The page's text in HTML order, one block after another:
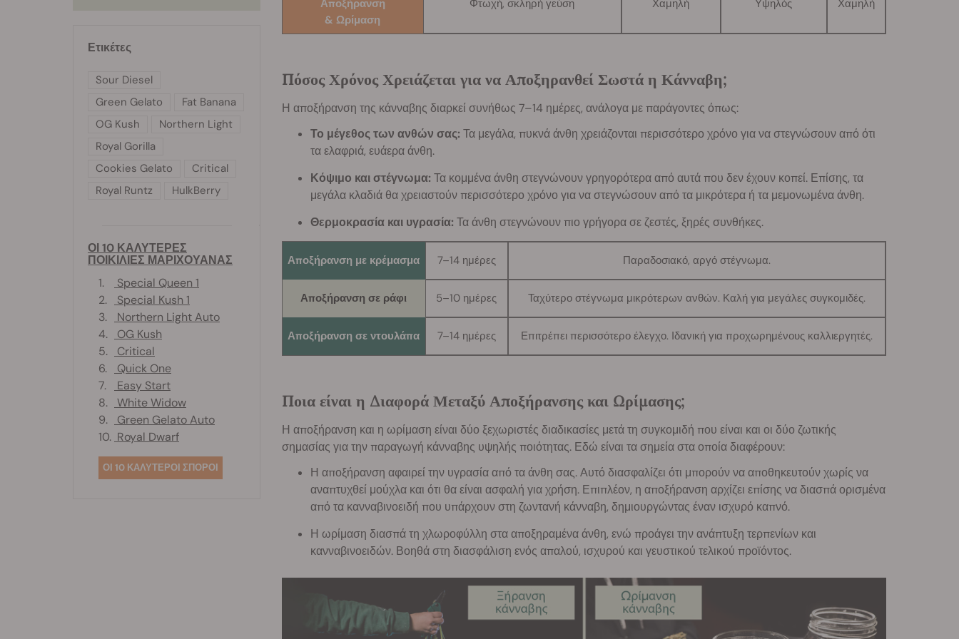
Αποξήρανση
& Ωρίμαση
Φτωχή, σκληρή γεύση Χαμηλή Υψηλός Χαμηλή
Πόσος Χρόνος Χρειάζεται για να Αποξηρανθεί Σωστά η Κάνναβη;
Η αποξήρανση της κάνναβης διαρκεί συνήθως 7–14 ημέρες, ανάλογα με παράγοντες όπως:
Το μέγεθος των ανθών σας: Τα μεγάλα, πυκνά άνθη χρειάζονται περισσότερο χρόνο για να στεγνώσουν από ότι
τα ελαφριά, ευάερα άνθη.
Κόψιμο και στέγνωμα: Τα κομμένα άνθη στεγνώνουν γρηγορότερα από αυτά που δεν έχουν κοπεί. Επίσης, τα
μεγάλα κλαδιά θα χρειαστούν περισσότερο χρόνο για να στεγνώσουν από τα μικρότερα ή τα μεμονωμένα άνθη.
Θερμοκρασία και υγρασία: Τα άνθη στεγνώνουν πιο γρήγορα σε ζεστές, ξηρές συνθήκες.
Αποξήρανση με κρέμασμα 7–14 ημέρες Παραδοσιακό, αργό στέγνωμα.
Αποξήρανση σε ράφι 5–10 ημέρες Ταχύτερο στέγνωμα μικρότερων ανθών. Καλή για μεγάλες συγκομιδές.
Αποξήρανση σε ντουλάπα 7–14 ημέρες Επιτρέπει περισσότερο έλεγχο. Ιδανική για προχωρημένους καλλιεργητές.
Ποια είναι η Διαφορά Μεταξύ Αποξήρανσης και Ωρίμασης;
Η αποξήρανση και η ωρίμαση είναι δύο ξεχωριστές διαδικασίες μετά τη συγκομιδή που είναι και οι δύο ζωτικής
σημασίας για την παραγωγή κάνναβης υψηλής ποιότητας. Εδώ είναι τα σημεία στα οποία διαφέρουν:
Η αποξήρανση αφαιρεί την υγρασία από τα άνθη σας. Αυτό διασφαλίζει ότι μπορούν να αποθηκευτούν χωρίς να
αναπτυχθεί μούχλα και ότι θα είναι ασφαλή για χρήση. Επιπλέον, η αποξήρανση αρχίζει επίσης να διασπά ορισμένα
από τα κανναβινοειδή που υπάρχουν στη ζωντανή κάνναβη, δημιουργώντας έναν ισχυρό καπνό.
Η ωρίμαση διασπά τη χλωροφύλλη στα αποξηραμένα άνθη, ενώ προάγει την ανάπτυξη τερπενίων και
κανναβινοειδών. Βοηθά στη διασφάλιση ενός απαλού, ισχυρού και γευστικού τελικού προϊόντος.
Ετικέτες
Sour Diesel
Green Gelato
Fat Banana
OG Kush
Northern Light
Royal Gorilla
Cookies Gelato
Critical
Royal Runtz
HulkBerry
ΟΙ 10 ΚΑΛΥΤΕΡΕΣ
ΠΟΙΚΙΛΙΕΣ ΜΑΡΙΧΟΥΑΝΑΣ
1.
Special Queen 1
2.
Special Kush 1
3.
Northern Light Auto
4.
OG Kush
5.
Critical
6.
Quick One
7.
Easy Start
8.
White Widow
9.
Green Gelato Auto
10. Royal Dwarf
ΟΙ 10 ΚΑΛΥΤΕΡΟΙ ΣΠΟΡΟΙ